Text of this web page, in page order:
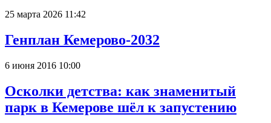
25 марта 2026 11:42
Генплан Кемерово-2032
6 июня 2016 10:00
Осколки детства: как знаменитый
парк в Кемерове шёл к запустению